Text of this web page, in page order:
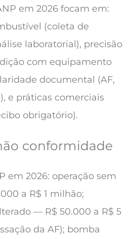
em 2026 focam em:
(coleta de
laboratorial), precisão
com equipamento
documental (AF,
e práticas comerciais
obrigatório).
conformidade
em 2026: operação sem
a R$ 1 milhão;
— R$ 50.000 a R$ 5
da AF); bomba